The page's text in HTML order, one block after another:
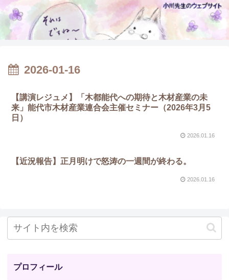
2026-01-16
【講演レジュメ】「木都能代への期待と木材産業の未
来」能代市木材産業連合会主催セミナー（2026年3月5
日）
2026.01.16
【近況報告】正月明けで怒涛の一週間が終わる。
2026.01.16
プロフィール